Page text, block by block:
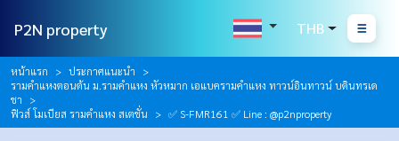
P2N property THB
หน้าแรก
ประกาศแนะนำ
รามคำแหงตอนต้น ม.รามคำแหง หัวหมาก เอแบครามคำแหง ทาวน์อินทาวน์ บดินทรเด
ชา
ฟิวส์ โมเบียส รามคำแหง สเตชั่น
✅ S-FMR161 ✅ Line : @p2nproperty